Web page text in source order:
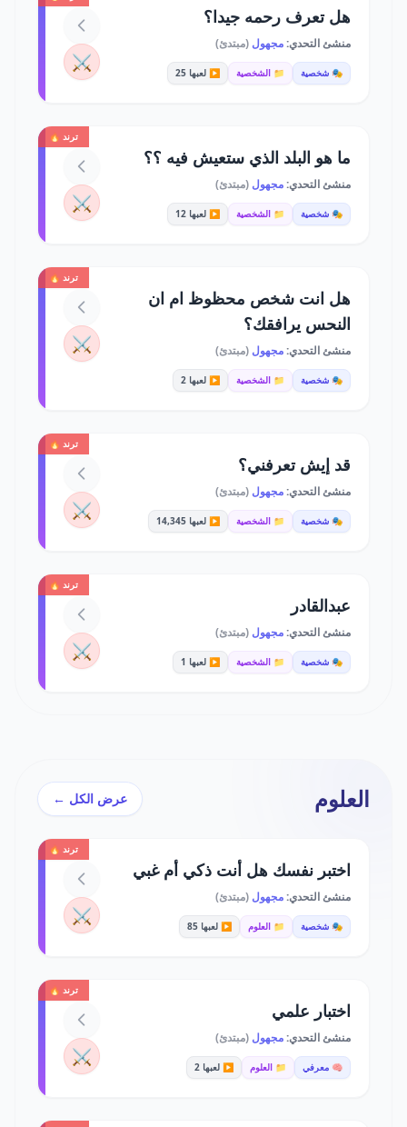
هل تعرف رحمه جيدا؟
منشئ التحدي:مجهول (مبتدئ)
🎭 شخصية 📁 الشخصية ▶️ لعبها 25 ⚔️
ترند 🔥
ما هو البلد الذي ستعيش فيه ؟؟
منشئ التحدي:مجهول (مبتدئ)
🎭 شخصية 📁 الشخصية ▶️ لعبها 12 ⚔️
ترند 🔥
هل انت شخص محظوظ ام ان
النحس يرافقك؟
منشئ التحدي:مجهول (مبتدئ)
🎭 شخصية 📁 الشخصية ▶️ لعبها 2
⚔️
ترند 🔥
قد إيش تعرفني؟
منشئ التحدي:مجهول (مبتدئ)
🎭 شخصية 📁 الشخصية ▶️ لعبها 14,345 ⚔️
ترند 🔥
عبدالقادر
منشئ التحدي:مجهول (مبتدئ)
🎭 شخصية 📁 الشخصية ▶️ لعبها 1 ⚔️
العلوم عرض الكل ←
ترند 🔥
اختبر نفسك هل أنت ذكي أم غبي
منشئ التحدي:مجهول (مبتدئ)
🎭 شخصية 📁 العلوم ▶️ لعبها 85 ⚔️
ترند 🔥
اختبار علمي
منشئ التحدي:مجهول (مبتدئ)
🧠 معرفي 📁 العلوم ▶️ لعبها 2 ⚔️